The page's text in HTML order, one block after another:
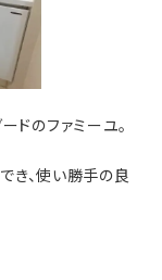
ドのファミーユ。
でき、使い勝手の良